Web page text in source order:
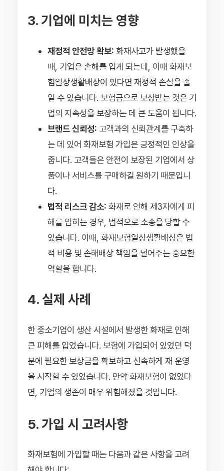
3. 기업에 미치는 영향
재정적 안전망 확보: 화재사고가 발생했을
때, 기업은 손해를 입게 되는데, 이때 화재보
험일상생활배상이 있다면 재정적 손실을 줄
일 수 있습니다. 보험금으로 보상받는 것은 기
업의 지속성을 보장하는 데 큰 도움이 됩니다.
브랜드 신뢰성: 고객과의 신뢰관계를 구축하
는 데 있어 화재보험 가입은 긍정적인 인상을
줍니다. 고객들은 안전이 보장된 기업에서 상
품이나 서비스를 구매하길 원하기 때문입니
다.
법적 리스크 감소: 화재로 인해 제3자에게 피
해를 입히는 경우, 법적으로 소송을 당할 수
있습니다. 이때, 화재보험일상생활배상은 법
적 비용 및 손해배상 책임을 덜어주는 중요한
역할을 합니다.
4. 실제 사례
한 중소기업이 생산 시설에서 발생한 화재로 인해
큰 피해를 입었습니다. 보험에 가입되어 있었던 덕
분에 필요한 보상금을 확보하고 신속하게 재 운영
을 시작할 수 있었습니다. 만약 화재보험이 없었다
면, 기업의 생존이 매우 위험해졌을 것입니다.
5. 가입 시 고려사항
화재보험에 가입할 때는 다음과 같은 사항을 고려